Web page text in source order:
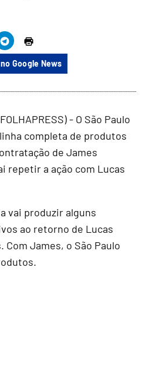
Google News
- O São Paulo
completa de produtos
de James
repetir a ação com Lucas
vai produzir alguns
ao retorno de Lucas
Com James, o São Paulo